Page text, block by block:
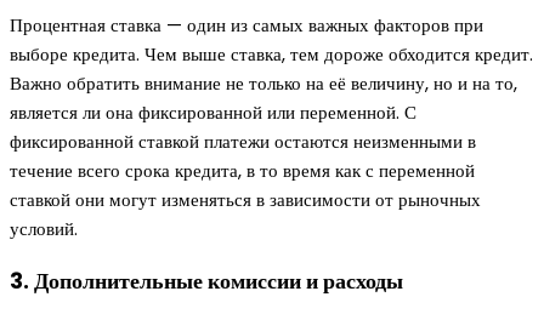
Процентная ставка — один из самых важных факторов при
выборе кредита. Чем выше ставка, тем дороже обходится кредит.
Важно обратить внимание не только на её величину, но и на то,
является ли она фиксированной или переменной. С
фиксированной ставкой платежи остаются неизменными в
течение всего срока кредита, в то время как с переменной
ставкой они могут изменяться в зависимости от рыночных
условий.
3. Дополнительные комиссии и расходы